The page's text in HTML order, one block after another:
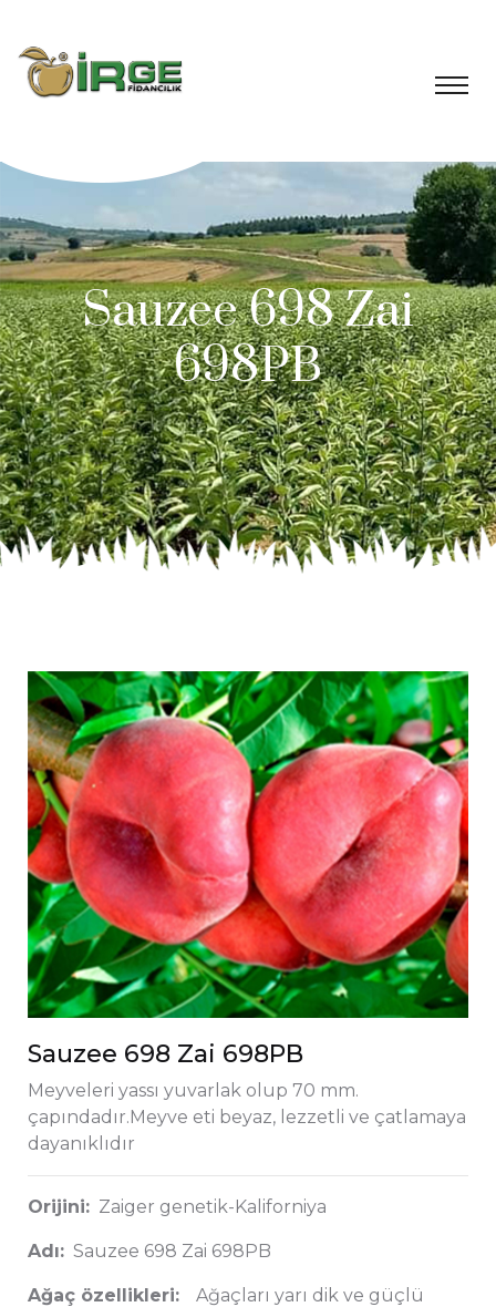
Sauzee 698 Zai
698PB
Sauzee 698 Zai 698PB
Meyveleri yassı yuvarlak olup 70 mm.
çapındadır.Meyve eti beyaz, lezzetli ve çatlamaya
dayanıklıdır
Orijini: Zaiger genetik-Kaliforniya
Adı: Sauzee 698 Zai 698PB
Ağaç özellikleri:
Ağaçları yarı dik ve güçlü